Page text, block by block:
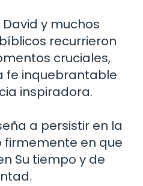
y muchos
recurrieron
cruciales,
fe inquebrantable
inspiradora.
a persistir en la
firmemente en que
Su tiempo y de